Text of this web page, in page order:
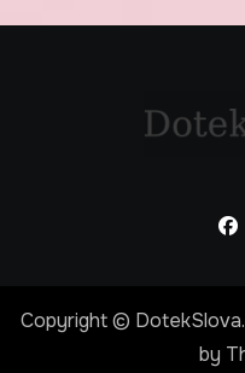
Copyright ©
by